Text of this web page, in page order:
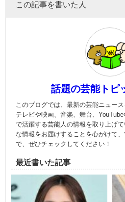
この記事を書いた人
話題の芸能トピ
このブログでは、最新の芸能ニュー
テレビや映画、音楽、舞台、
で活躍する芸能人の情報を取り上げ
な情報をお届けすることを心がけて
で、ぜひチェックしてください！
最近書いた記事